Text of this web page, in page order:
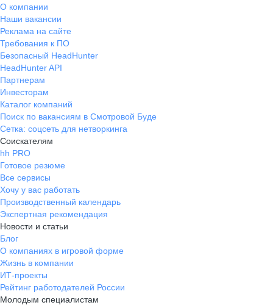
О компании
Наши вакансии
Реклама на сайте
Требования к ПО
Безопасный HeadHunter
HeadHunter API
Партнерам
Инвесторам
Каталог компаний
Поиск по вакансиям в Смотровой Буде
Сетка: соцсеть для нетворкинга
Соискателям
hh PRO
Готовое резюме
Все сервисы
Хочу у вас работать
Производственный календарь
Экспертная рекомендация
Новости и статьи
Блог
О компаниях в игровой форме
Жизнь в компании
ИТ-проекты
Рейтинг работодателей России
Молодым специалистам